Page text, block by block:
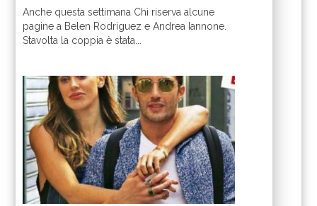
Anche questa settimana Chi riserva alcune
pagine a Belen Rodriguez e Andrea Iannone.
Stavolta la coppia è stata...